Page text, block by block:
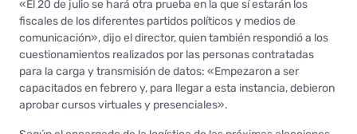
«El 20 de julio se hará otra prueba en la que sí estarán los
fiscales de los diferentes partidos políticos y medios de
comunicación», dijo el director, quien también respondió a los
cuestionamientos realizados por las personas contratadas
para la carga y transmisión de datos: «Empezaron a ser
capacitados en febrero y, para llegar a esta instancia, debieron
aprobar cursos virtuales y presenciales».